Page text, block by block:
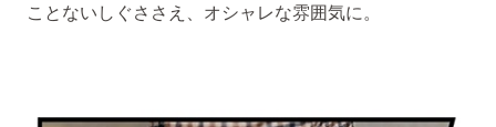
ことないしぐささえ、オシャレな雰囲気に。